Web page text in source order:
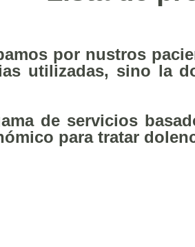
por nustros
utilizadas, sino la
de servicios
para tratar